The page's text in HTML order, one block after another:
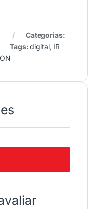
Categorias:
Tags:digital, IR